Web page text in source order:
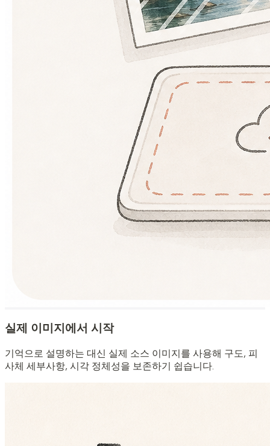
실제 이미지에서 시작
기억으로 설명하는 대신 실제 소스 이미지를 사용해 구도, 피
사체 세부사항, 시각 정체성을 보존하기 쉽습니다.